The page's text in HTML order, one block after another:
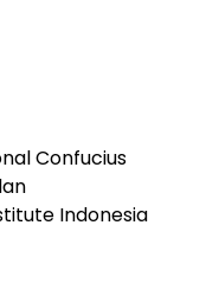
Confucius
Indonesia